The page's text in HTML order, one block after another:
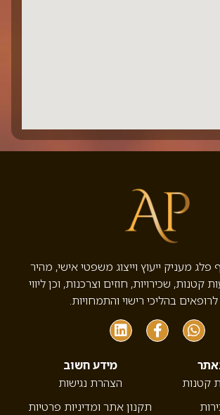
מעניק ייעוץ וייצוג משפטי אישי, מהיר
קטנות, שכירויות, חוזים וצרכנות, וכן ליווי
לרופאים בהליכי רישוי והתמחויות.
קטנות
מידע חשוב
הצהרת נגישות
תקנון אתר ומדיניות פרטיות